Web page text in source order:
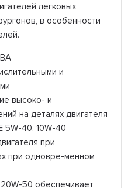
легковых
в особенности
и
высоко- и
на деталях двигателя
5W-40, 10W-40
при
при одновре-менном
50 обеспечивает